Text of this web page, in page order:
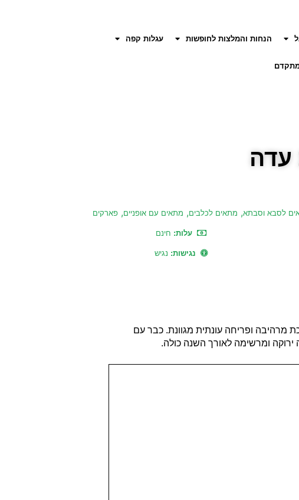
הנחות והמלצות לחופשות עגלות קפה
עדה
לסבא וסבתא, מתאים לכלבים, מתאים עם אופניים, פארקים
עלות: חינם
נגישות: נגיש
מרהיבה ופריחה עונתית מגוונת. כבר עם
ירוקה ומרשימה לאורך השנה כולה.